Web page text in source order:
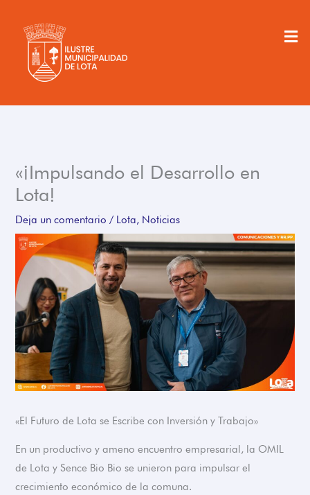
contenido
«¡Impulsando el Desarrollo en
Lota!
Deja un comentario / Lota, Noticias
«El Futuro de Lota se Escribe con Inversión y Trabajo»
En un productivo y ameno encuentro empresarial, la OMIL
de Lota y Sence Bio Bio se unieron para impulsar el
crecimiento económico de la comuna.